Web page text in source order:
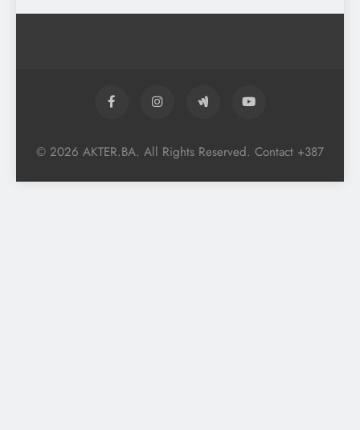
© 2026 AKTER.BA. All Rights Reserved. Contact +387